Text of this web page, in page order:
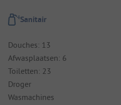
Sanitair
Douches: 13
Afwasplaatsen: 6
Toiletten: 23
Droger
Wasmachines